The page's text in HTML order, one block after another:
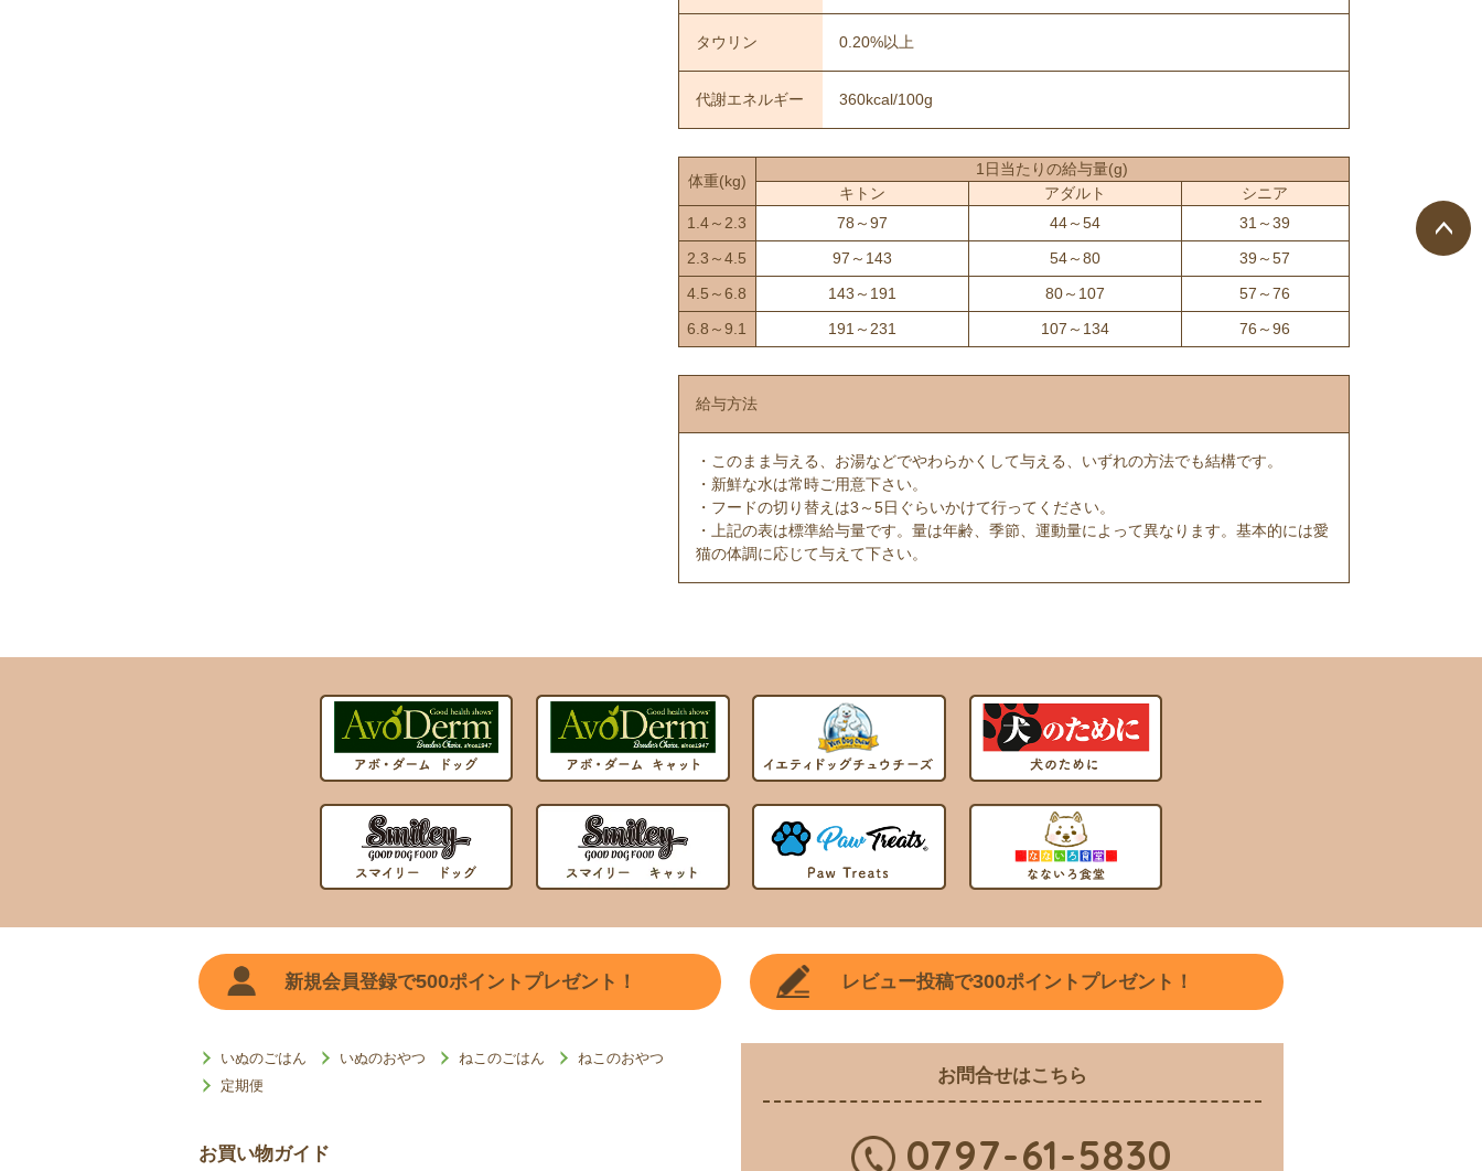
タウリン 0.20%以上
代謝エネルギー 360kcal/100g
体重(kg)
1日当たりの給与量(g)
キトン
アダルト
シニア
1.4～2.3
78～97 44～54
31～39
2.3～4.5
97～143 54～80
39～57
4.5～6.8
143～191 80～107
57～76
6.8～9.1
191～231 107～134 76～96
給与方法
・このまま与える、お湯などでやわらかくして与える、いずれの方法でも結構です。
・新鮮な水は常時ご用意下さい。
・フードの切り替えは3～5日ぐらいかけて行ってください。
・上記の表は標準給与量です。量は年齢、季節、運動量によって異なります。基本的には愛
猫の体調に応じて与えて下さい。
新規会員登録で500ポイントプレゼント！ レビュー投稿で300ポイントプレゼント！
いぬのごはん いぬのおやつ ねこのごはん
ねこのおやつ
定期便
お買い物ガイド
お問合せはこちら
0797-61-5830